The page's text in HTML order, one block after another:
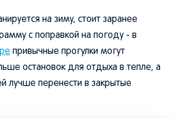
на зиму, стоит заранее
с поправкой на погоду - в
привычные прогулки могут
остановок для отдыха в тепле, а
лучше перенести в закрытые